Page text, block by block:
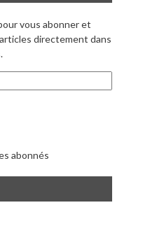
vous abonner et
directement dans
abonnés